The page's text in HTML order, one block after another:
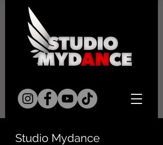
Studio Mydance